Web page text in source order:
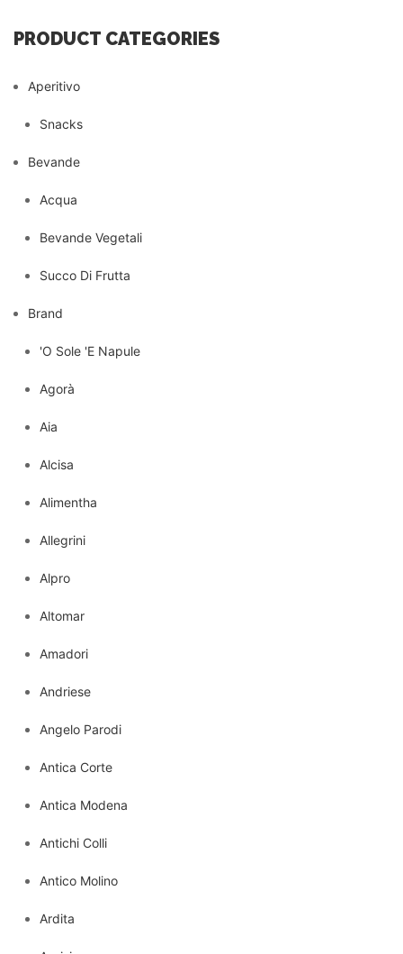
PRODUCT CATEGORIES
Aperitivo
Snacks
Bevande
Acqua
Bevande Vegetali
Succo Di Frutta
Brand
'O Sole 'E Napule
Agorà
Aia
Alcisa
Alimentha
Allegrini
Alpro
Altomar
Amadori
Andriese
Angelo Parodi
Antica Corte
Antica Modena
Antichi Colli
Antico Molino
Ardita